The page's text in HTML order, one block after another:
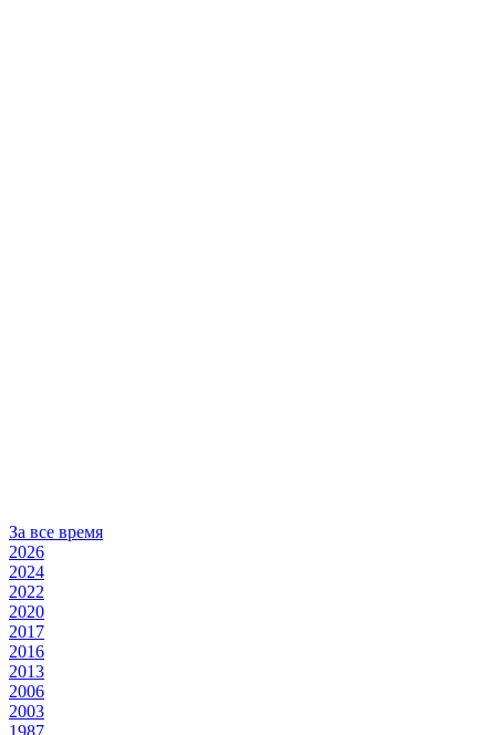
За все время
2026
2024
2022
2020
2017
2016
2013
2006
2003
1987